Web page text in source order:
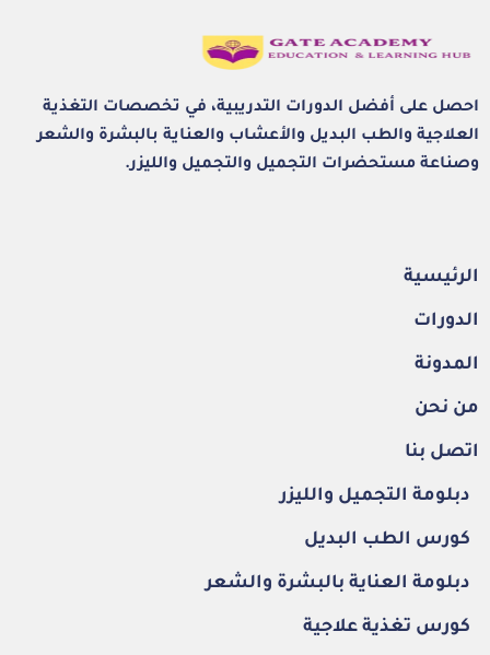
احصل على أفضل الدورات التدريبية، في تخصصات التغذية
العلاجية والطب البديل والأعشاب والعناية بالبشرة والشعر
وصناعة مستحضرات التجميل والتجميل والليزر.
الرئيسية
الدورات
المدونة
من نحن
اتصل بنا
دبلومة التجميل والليزر
كورس الطب البديل
دبلومة العناية بالبشرة والشعر
كورس تغذية علاجية